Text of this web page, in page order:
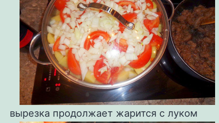
вырезка продолжает жарится с луком